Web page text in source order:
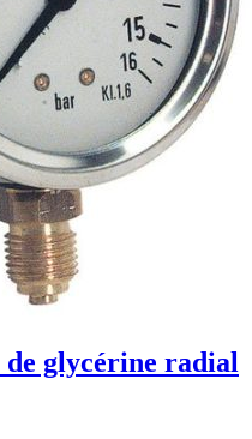
glycérine radial